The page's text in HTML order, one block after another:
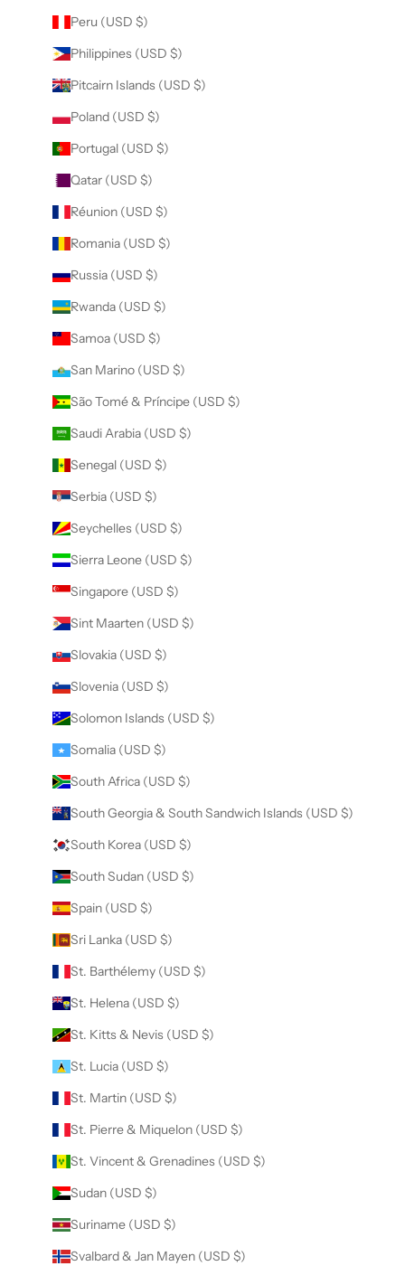
Peru (USD $)
Philippines (USD $)
Pitcairn Islands (USD $)
Poland (USD $)
Portugal (USD $)
Qatar (USD $)
Réunion (USD $)
Romania (USD $)
Russia (USD $)
Rwanda (USD $)
Samoa (USD $)
San Marino (USD $)
São Tomé & Príncipe (USD $)
Saudi Arabia (USD $)
Senegal (USD $)
Serbia (USD $)
Seychelles (USD $)
Sierra Leone (USD $)
Singapore (USD $)
Sint Maarten (USD $)
Slovakia (USD $)
Slovenia (USD $)
Solomon Islands (USD $)
Somalia (USD $)
South Africa (USD $)
South Georgia & South Sandwich Islands (USD $)
South Korea (USD $)
South Sudan (USD $)
Spain (USD $)
Sri Lanka (USD $)
St. Barthélemy (USD $)
St. Helena (USD $)
St. Kitts & Nevis (USD $)
St. Lucia (USD $)
St. Martin (USD $)
St. Pierre & Miquelon (USD $)
St. Vincent & Grenadines (USD $)
Sudan (USD $)
Suriname (USD $)
Svalbard & Jan Mayen (USD $)